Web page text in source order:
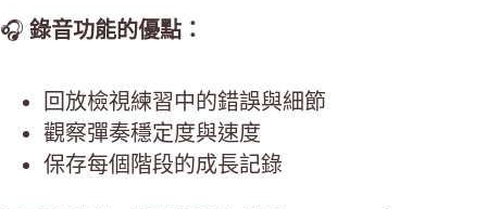
🎧 錄音功能的優點：
回放檢視練習中的錯誤與細節
觀察彈奏穩定度與速度
保存每個階段的成長記錄